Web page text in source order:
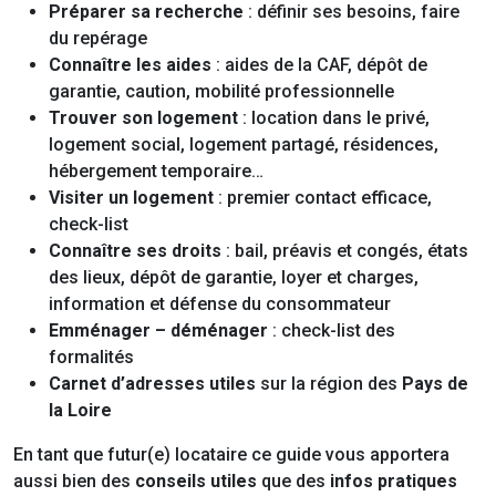
Préparer sa recherche : définir ses besoins, faire
du repérage
Connaître les aides : aides de la CAF, dépôt de
garantie, caution, mobilité professionnelle
Trouver son logement : location dans le privé,
logement social, logement partagé, résidences,
hébergement temporaire…
Visiter un logement : premier contact efficace,
check-list
Connaître ses droits : bail, préavis et congés, états
des lieux, dépôt de garantie, loyer et charges,
information et défense du consommateur
Emménager – déménager : check-list des
formalités
Carnet d’adresses utiles sur la région des Pays de
la Loire
En tant que futur(e) locataire ce guide vous apportera
aussi bien des conseils utiles que des infos pratiques